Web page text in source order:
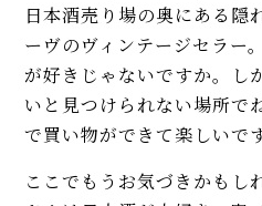
日本酒売り場の奥にある隠
ーヴのヴィンテージセラー
が好きじゃないですか。し
いと見つけられない場所で
で買い物ができて楽しいです
ここでもうお気づきかもし